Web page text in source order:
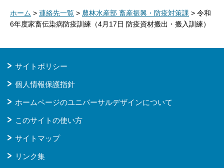
ホーム > 連絡先一覧 > 農林水産部 畜産振興・防疫対策課 > 令和
6年度家畜伝染病防疫訓練（4月17日 防疫資材搬出・搬入訓練）
サイトポリシー
個人情報保護指針
ホームページのユニバーサルデザインについて
このサイトの使い方
サイトマップ
リンク集